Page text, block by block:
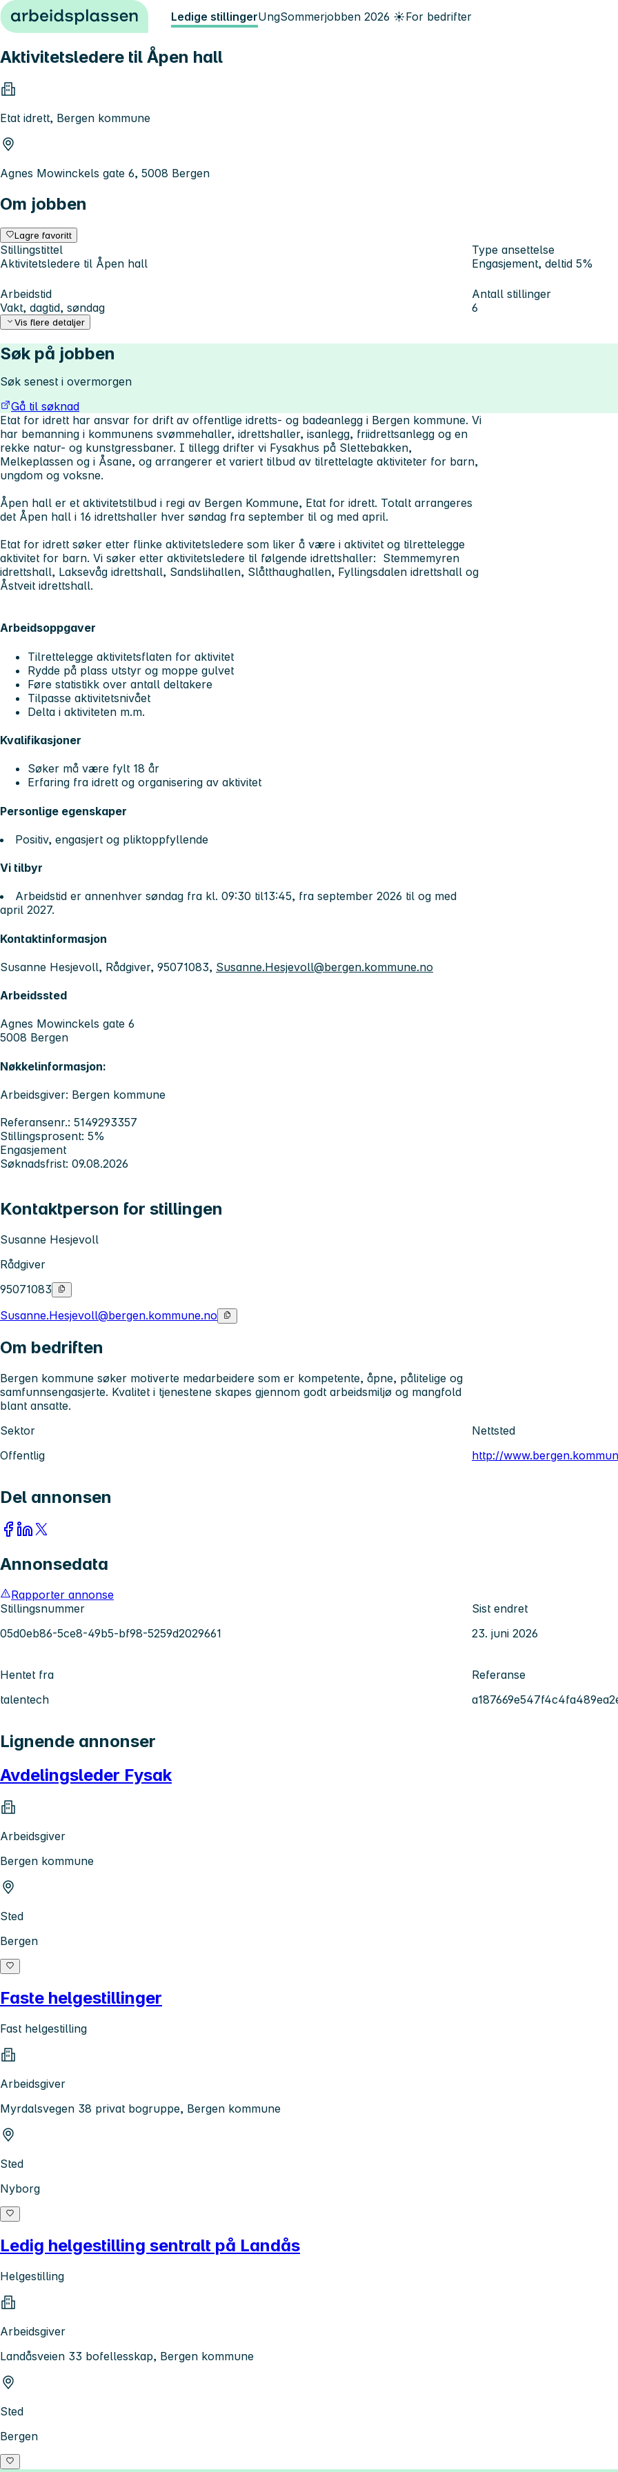
Hopp til innhold Ledige stillingerUngSommerjobben 2026 ☀️For bedrifter
Aktivitetsledere til Åpen hall
Etat idrett, Bergen kommune
Agnes Mowinckels gate 6, 5008 Bergen
Om jobben
Lagre favoritt
Stillingstittel
Aktivitetsledere til Åpen hall
Type ansettelse
Engasjement, deltid 5%
Arbeidstid
Vakt, dagtid, søndag
Antall stillinger
6
Vis flere detaljer
Søk på jobben
Søk senest i overmorgen
Gå til søknad
Etat for idrett har ansvar for drift av offentlige idretts- og badeanlegg i Bergen kommune. Vi
har bemanning i kommunens svømmehaller, idrettshaller, isanlegg, friidrettsanlegg og en
rekke natur- og kunstgressbaner. I tillegg drifter vi Fysakhus på Slettebakken,
Melkeplassen og i Åsane, og arrangerer et variert tilbud av tilrettelagte aktiviteter for barn,
ungdom og voksne.
Åpen hall er et aktivitetstilbud i regi av Bergen Kommune, Etat for idrett. Totalt arrangeres
det Åpen hall i 16 idrettshaller hver søndag fra september til og med april.
Etat for idrett søker etter flinke aktivitetsledere som liker å være i aktivitet og tilrettelegge
aktivitet for barn. Vi søker etter aktivitetsledere til følgende idrettshaller: Stemmemyren
idrettshall, Laksevåg idrettshall, Sandslihallen, Slåtthaughallen, Fyllingsdalen idrettshall og
Åstveit idrettshall.
Arbeidsoppgaver
Tilrettelegge aktivitetsflaten for aktivitet
Rydde på plass utstyr og moppe gulvet
Føre statistikk over antall deltakere
Tilpasse aktivitetsnivået
Delta i aktiviteten m.m.
Kvalifikasjoner
Søker må være fylt 18 år
Erfaring fra idrett og organisering av aktivitet
Personlige egenskaper
Positiv, engasjert og pliktoppfyllende
Vi tilbyr
Arbeidstid er annenhver søndag fra kl. 09:30 til13:45, fra september 2026 til og med
april 2027.
Kontaktinformasjon
Susanne Hesjevoll, Rådgiver, 95071083, Susanne.Hesjevoll@bergen.kommune.no
Arbeidssted
Agnes Mowinckels gate 6
5008 Bergen
Nøkkelinformasjon:
Arbeidsgiver: Bergen kommune
Referansenr.: 5149293357
Stillingsprosent: 5%
Engasjement
Søknadsfrist: 09.08.2026
Kontaktperson for stillingen
Susanne Hesjevoll
Rådgiver
95071083
Susanne.Hesjevoll@bergen.kommune.no
Om bedriften
Bergen kommune søker motiverte medarbeidere som er kompetente, åpne, pålitelige og
samfunnsengasjerte. Kvalitet i tjenestene skapes gjennom godt arbeidsmiljø og mangfold
blant ansatte.
Sektor
Offentlig
Nettsted
http://
Del annonsen
Annonsedata
Rapporter annonse
Stillingsnummer
05d0eb86-5ce8-49b5-bf98-5259d2029661
Sist endret
23. juni 2026
Hentet fra
talentech
Referanse
Lignende annonser
Avdelingsleder Fysak
Arbeidsgiver
Bergen kommune
Sted
Bergen
Faste helgestillinger
Fast helgestilling
Arbeidsgiver
Myrdalsvegen 38 privat bogruppe, Bergen kommune
Sted
Nyborg
Ledig helgestilling sentralt på Landås
Helgestilling
Arbeidsgiver
Landåsveien 33 bofellesskap, Bergen kommune
Sted
Bergen